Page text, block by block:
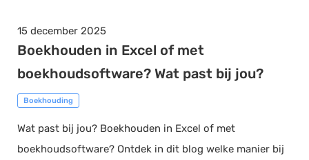
15 december 2025
Boekhouden in Excel of met
boekhoudsoftware? Wat past bij jou?
Boekhouding
Wat past bij jou? Boekhouden in Excel of met
boekhoudsoftware? Ontdek in dit blog welke manier bij